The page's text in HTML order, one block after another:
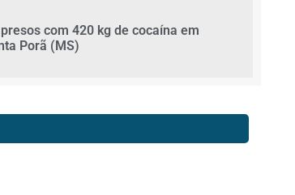
com 420 kg de cocaína em
Porã (MS)